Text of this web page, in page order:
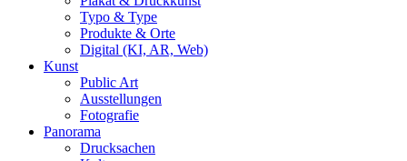
Typo & Type
Produkte & Orte
Digital (KI, AR, Web)
Kunst
Public Art
Ausstellungen
Fotografie
Panorama
Drucksachen